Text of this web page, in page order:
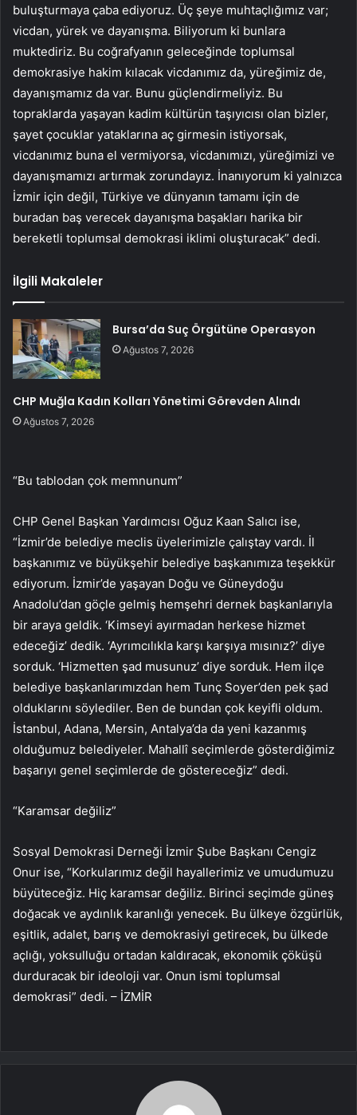
buluşturmaya çaba ediyoruz. Üç şeye muhtaçlığımız var;
vicdan, yürek ve dayanışma. Biliyorum ki bunlara
muktediriz. Bu coğrafyanın geleceğinde toplumsal
demokrasiye hakim kılacak vicdanımız da, yüreğimiz de,
dayanışmamız da var. Bunu güçlendirmeliyiz. Bu
topraklarda yaşayan kadim kültürün taşıyıcısı olan bizler,
şayet çocuklar yataklarına aç girmesin istiyorsak,
vicdanımız buna el vermiyorsa, vicdanımızı, yüreğimizi ve
dayanışmamızı artırmak zorundayız. İnanıyorum ki yalnızca
İzmir için değil, Türkiye ve dünyanın tamamı için de
buradan baş verecek dayanışma başakları harika bir
bereketli toplumsal demokrasi iklimi oluşturacak” dedi.
İlgili Makaleler
Bursa’da Suç Örgütüne Operasyon
Ağustos 7, 2026
CHP Muğla Kadın Kolları Yönetimi Görevden Alındı
Ağustos 7, 2026
“Bu tablodan çok memnunum”
CHP Genel Başkan Yardımcısı Oğuz Kaan Salıcı ise,
“İzmir’de belediye meclis üyelerimizle çalıştay vardı. İl
başkanımız ve büyükşehir belediye başkanımıza teşekkür
ediyorum. İzmir’de yaşayan Doğu ve Güneydoğu
Anadolu’dan göçle gelmiş hemşehri dernek başkanlarıyla
bir araya geldik. ‘Kimseyi ayırmadan herkese hizmet
edeceğiz’ dedik. ‘Ayrımcılıkla karşı karşıya mısınız?’ diye
sorduk. ‘Hizmetten şad musunuz’ diye sorduk. Hem ilçe
belediye başkanlarımızdan hem Tunç Soyer’den pek şad
olduklarını söylediler. Ben de bundan çok keyifli oldum.
İstanbul, Adana, Mersin, Antalya’da da yeni kazanmış
olduğumuz belediyeler. Mahallî seçimlerde gösterdiğimiz
başarıyı genel seçimlerde de göstereceğiz” dedi.
“Karamsar değiliz”
Sosyal Demokrasi Derneği İzmir Şube Başkanı Cengiz
Onur ise, “Korkularımız değil hayallerimiz ve umudumuzu
büyüteceğiz. Hiç karamsar değiliz. Birinci seçimde güneş
doğacak ve aydınlık karanlığı yenecek. Bu ülkeye özgürlük,
eşitlik, adalet, barış ve demokrasiyi getirecek, bu ülkede
açlığı, yoksulluğu ortadan kaldıracak, ekonomik çöküşü
durduracak bir ideoloji var. Onun ismi toplumsal
demokrasi” dedi. – İZMİR